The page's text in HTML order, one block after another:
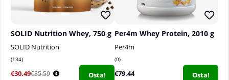
SOLID Nutrition Whey, 750 g
SOLID Nutrition
134
€30.49€35.59 Osta!
Per4m Whey Protein, 2010 g
Per4m
0
€79.44 Osta!